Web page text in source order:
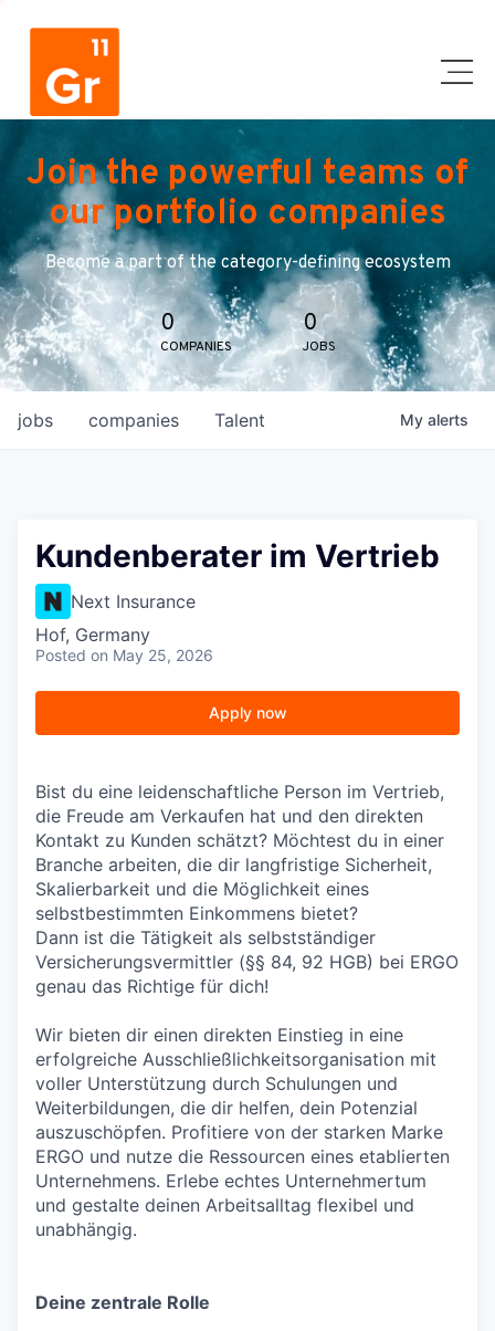
Join the powerful teams of
our portfolio companies
Become a part of the category-defining ecosystem
0
COMPANIES
0
JOBS
jobs companies Talent My alerts
Kundenberater im Vertrieb
Next Insurance
Hof, Germany
Posted on May 25, 2026
Apply now
Bist du eine leidenschaftliche Person im Vertrieb,
die Freude am Verkaufen hat und den direkten
Kontakt zu Kunden schätzt? Möchtest du in einer
Branche arbeiten, die dir langfristige Sicherheit,
Skalierbarkeit und die Möglichkeit eines
selbstbestimmten Einkommens bietet?
Dann ist die Tätigkeit als selbstständiger
Versicherungsvermittler (§§ 84, 92 HGB) bei ERGO
genau das Richtige für dich!
Wir bieten dir einen direkten Einstieg in eine
erfolgreiche Ausschließlichkeitsorganisation mit
voller Unterstützung durch Schulungen und
Weiterbildungen, die dir helfen, dein Potenzial
auszuschöpfen. Profitiere von der starken Marke
ERGO und nutze die Ressourcen eines etablierten
Unternehmens. Erlebe echtes Unternehmertum
und gestalte deinen Arbeitsalltag flexibel und
unabhängig.
Deine zentrale Rolle